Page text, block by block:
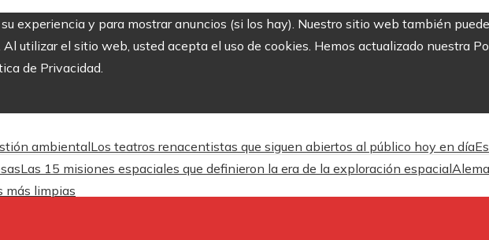
experiencia y para mostrar anuncios (si los hay). Nuestro sitio web también
utilizar el sitio web, usted acepta el uso de cookies. Hemos actualizado nuestra
de Privacidad.
ambientalLos teatros renacentistas que siguen abiertos al público hoy en día
Las 15 misiones espaciales que definieron la era de la exploración espacial
más limpias